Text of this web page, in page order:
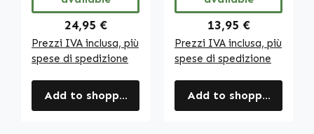
Vitalstoffe
Regular price:
24,95 €
Prezzi IVA inclusa, più
spese di spedizione
Add to shopping cart
VitalstoffeRegular price:
13,95 €
Prezzi IVA inclusa, più
spese di spedizione
Add to shopping cart